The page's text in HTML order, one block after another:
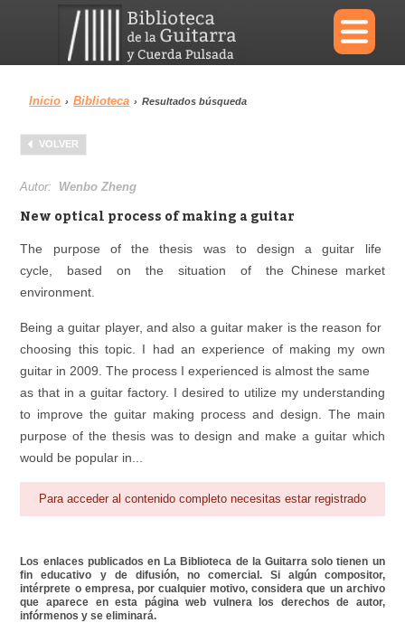
×
Menu
Biblioteca
Área personal Reproductor
Inicio › Biblioteca › Resultados búsqueda
VOLVER
Autor: Wenbo Zheng
New optical process of making a guitar
The purpose of the thesis was to design a guitar life
cycle, based on the situation of the Chinese market
environment.
Being a guitar player, and also a guitar maker is the reason for
choosing this topic. I had an experience of making my own
guitar in 2009. The process I experienced is almost the same
as that in a guitar factory. I desired to utilize my understanding
to improve the guitar making process and design. The main
purpose of the thesis was to design and make a guitar which
would be popular in...
Para acceder al contenido completo necesitas estar registrado
Los enlaces publicados en La Biblioteca de la Guitarra solo tienen un
fin educativo y de difusión, no comercial. Si algún compositor,
intérprete o empresa, por cualquier motivo, considera que un archivo
que aparece en esta página web vulnera los derechos de autor,
infórmenos y se eliminará.